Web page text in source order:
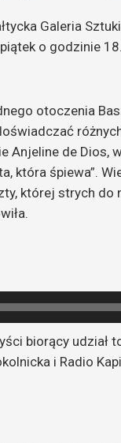
Galeria
piątek o godzinie
otoczenia
Anjeline de
która śpiewa”.
której strych do
biorący udział
i Radio